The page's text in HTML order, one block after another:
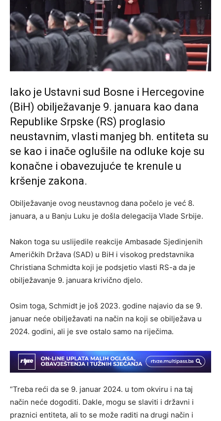
Iako je Ustavni sud Bosne i Hercegovine
(BiH) obilježavanje 9. januara kao dana
Republike Srpske (RS) proglasio
neustavnim, vlasti manjeg bh. entiteta su
se kao i inače oglušile na odluke koje su
konačne i obavezujuće te krenule u
kršenje zakona.
Obilježavanje ovog neustavnog dana počelo je već 8.
januara, a u Banju Luku je došla delegacija Vlade Srbije.
Nakon toga su uslijedile reakcije Ambasade Sjedinjenih
Američkih Država (SAD) u BiH i visokog predstavnika
Christiana Schmidta koji je podsjetio vlasti RS-a da je
obilježavanje 9. januara krivično djelo.
Osim toga, Schmidt je još 2023. godine najavio da se 9.
januar neće obilježavati na način na koji se obilježava u
2024. godini, ali je sve ostalo samo na riječima.
“Treba reći da se 9. januar 2024. u tom okviru i na taj
način neće dogoditi. Dakle, mogu se slaviti i državni i
praznici entiteta, ali to se može raditi na drugi način i